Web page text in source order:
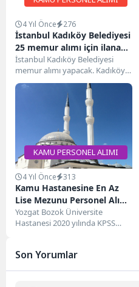
4 Yıl Önce 276
İstanbul Kadıköy Belediyesi
25 memur alımı için ilana
çıktı
İstanbul Kadıköy Belediyesi
memur alımı yapacak. Kadıköy
belediyesi tarafından açıklanan
kamu personel alım ilanı ile...
KAMU PERSONEL ALIMI
4 Yıl Önce 313
Kamu Hastanesine En Az
Lise Mezunu Personel Alımı
Yapacak! Bir Çok Kadroda
Alım
Yozgat Bozok Üniversite
Hastanesi 2020 yılında KPSS
sözleşmeli...
Son Yorumlar